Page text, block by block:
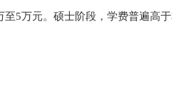
5万元。硕士阶段，学费普遍高